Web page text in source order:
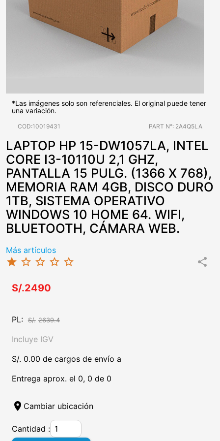
*Las imágenes solo son referenciales. El original puede tener
una variación.
COD:10019431 PART N°: 2A4Q5LA
LAPTOP HP 15-DW1057LA, INTEL
CORE I3-10110U 2,1 GHZ,
PANTALLA 15 PULG. (1366 X 768),
MEMORIA RAM 4GB, DISCO DURO
1TB, SISTEMA OPERATIVO
WINDOWS 10 HOME 64. WIFI,
BLUETOOTH, CÁMARA WEB.
Más artículos
star star_border star_border star_border star_border share
S/.2490
PL: S/. 2639.4
Incluye IGV
S/. 0.00 de cargos de envío a
Entrega aprox. el 0, 0 de 0
location_on Cambiar ubicación
Cantidad :